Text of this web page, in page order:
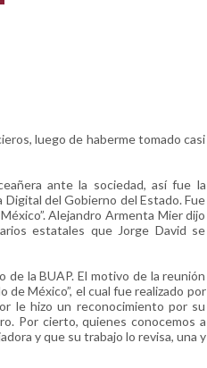
luego de haberme tomado casi
ante la sociedad, así fue la
del Gobierno del Estado. Fue
Alejandro Armenta Mier dijo
estatales que Jorge David se
de la BUAP. El motivo de la reunión
de México”, el cual fue realizado por
le hizo un reconocimiento por su
Por cierto, quienes conocemos a
y que su trabajo lo revisa, una y